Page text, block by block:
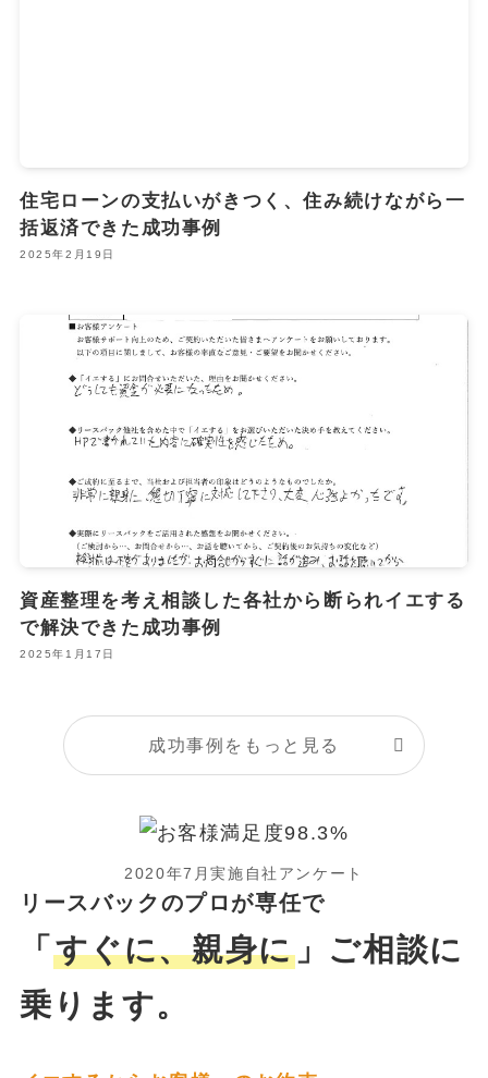
住宅ローンの支払いがきつく、住み続けながら一
括返済できた成功事例
2025年2月19日
資産整理を考え相談した各社から断られイエする
で解決できた成功事例
2025年1月17日
成功事例をもっと見る
2020年7月実施自社アンケート
リースバックのプロが専任で
「 すぐに、親身に」ご相談に
乗ります。